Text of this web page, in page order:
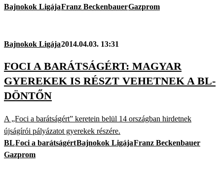
Bajnokok LigájaFranz BeckenbauerGazprom
Bajnokok Ligája2014.04.03. 13:31
FOCI A BARÁTSÁGÉRT: MAGYAR
GYEREKEK IS RÉSZT VEHETNEK A BL-
DÖNTŐN
A „Foci a barátságért” keretein belül 14 országban hirdetnek
újságírói pályázatot gyerekek részére.
BLFoci a barátságértBajnokok LigájaFranz Beckenbauer
Gazprom